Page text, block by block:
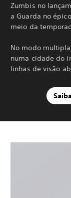
Zumbis no
a Guarda no
meio da
No modo
numa cidade do
linhas de visão